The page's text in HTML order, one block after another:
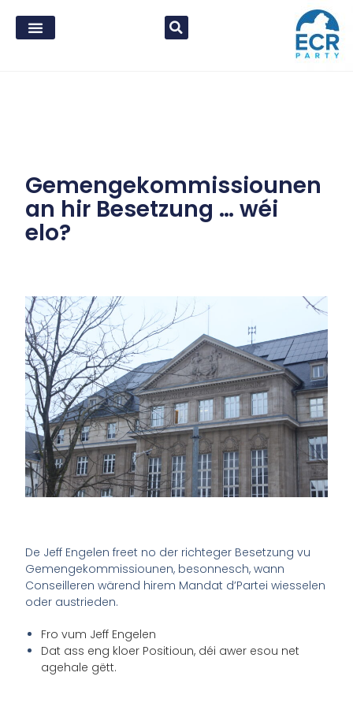
Gemengekommissiounen
an hir Besetzung … wéi
elo?
De Jeff Engelen freet no der richteger Besetzung vu
Gemengekommissiounen, besonnesch, wann
Conseilleren wärend hirem Mandat d’Partei wiesselen
oder austrieden.
Fro vum Jeff Engelen
Dat ass eng kloer Positioun, déi awer esou net
agehale gëtt.